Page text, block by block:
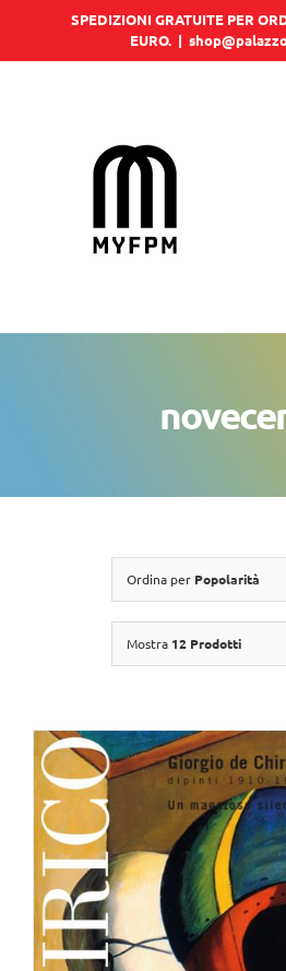
SPEDIZIONI GRATUITE PER
EURO. |
Ordina per Popolarità
Mostra 12 Prodotti